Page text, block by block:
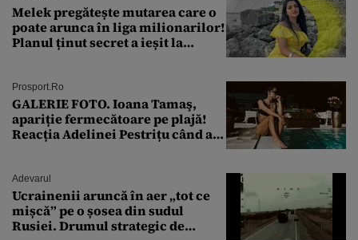
Melek pregătește mutarea care o
poate arunca în liga milionarilor!
Planul ținut secret a ieșit la
Prosport.ro
GALERIE FOTO. Ioana Tamaş,
apariție fermecătoare pe plajă!
Reacția Adelinei Pestrițu când a
Adevarul
Ucrainenii aruncă în aer „tot ce
mișcă” pe o șosea din sudul
Rusiei. Drumul strategic de